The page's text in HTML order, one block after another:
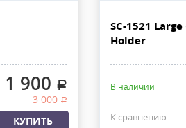
МО и России - EMS ПОЧТА РОССИИ
службой EMS осуществляем из
дней с момента 100% предоплаты,
1 900 .
3 000.
КУПИТЬ
SC-1521
Holder
В наличии
К сравнению